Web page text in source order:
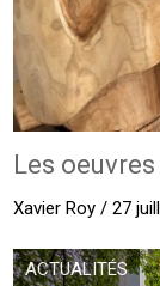
Les
Xavier Roy / 27
ACTUALITÉS